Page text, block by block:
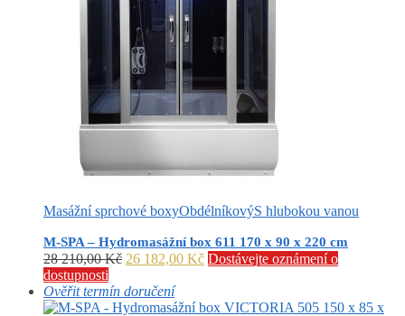
Masážní sprchové boxyObdélníkovýS hlubokou vanou
M-SPA – Hydromasážní box 611 170 x 90 x 220 cm
28 210,00Kč Původní
byla:
28
26 182,00 KčAktuální
26
Dostávejte oznámení o
dostupnosti
Ověřit termín doručení